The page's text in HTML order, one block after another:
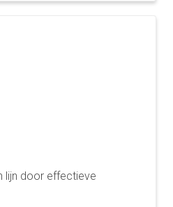
lijn door effectieve